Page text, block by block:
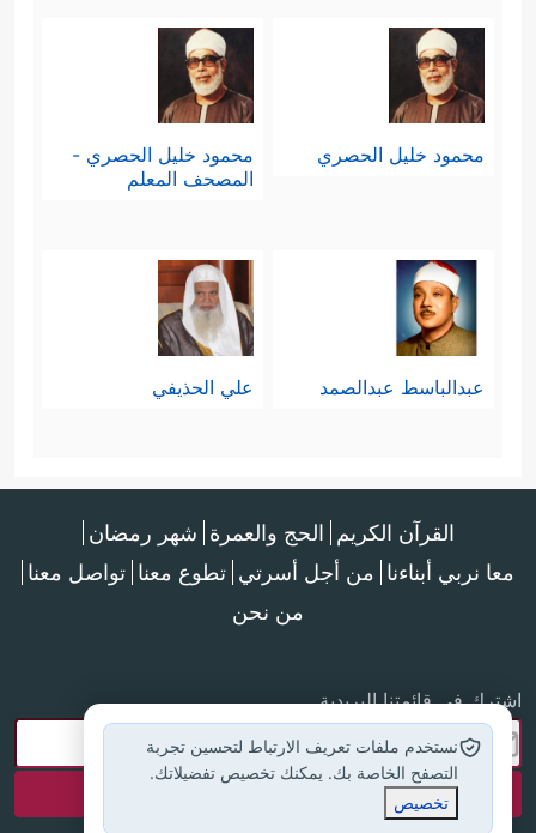
محمود خليل الحصري
محمود خليل الحصري -
المصحف المعلم
عبدالباسط عبدالصمد علي الحذيفي
القرآن الكريم الحج والعمرة شهر رمضان
معا نربي أبناءنا من أجل أسرتي تطوع معنا تواصل معنا
من نحن
اشترك في قائمتنا البريدية
نستخدم ملفات تعريف الارتباط لتحسين تجربة
التصفح الخاصة بك. يمكنك تخصيص تفضيلاتك.
تخصيص